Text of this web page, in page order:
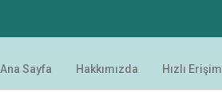
Ana Sayfa Hakkımızda Hızlı Erişim